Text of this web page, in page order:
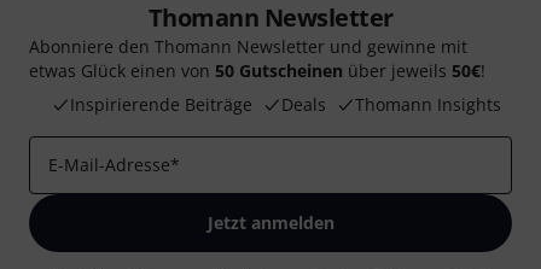
Thomann Newsletter
Abonniere den Thomann Newsletter und gewinne mit
etwas Glück einen von 50 Gutscheinen über jeweils 50€!
Inspirierende Beiträge
Deals Thomann Insights
E-Mail-Adresse*
Jetzt anmelden